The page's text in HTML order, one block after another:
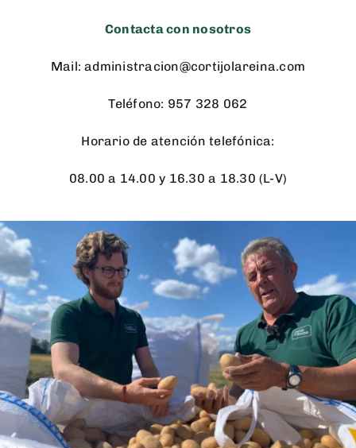
Contacta con nosotros
Mail: administracion@cortijolareina.com
Teléfono: 957 328 062
Horario de atención telefónica:
08.00 a 14.00 y 16.30 a 18.30 (L-V)